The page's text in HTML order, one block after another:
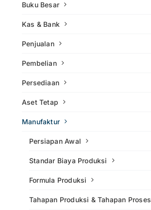
Buku Besar
Kas & Bank
Penjualan
Pembelian
Persediaan
Aset Tetap
Manufaktur
Persiapan Awal
Standar Biaya Produksi
Formula Produksi
Tahapan Produksi & Tahapan Proses